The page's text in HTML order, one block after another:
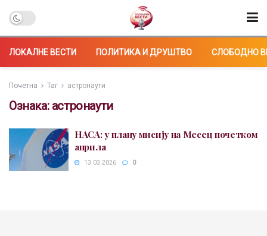
ЛОКАЛНЕ ВЕСТИ ПОЛИТИКА И ДРУШТВО СЛОБОДНО
Почетна Таг астронаути
Ознака: астронаути
НАСА: у плану мисију на Месец почетком
априла
13.03.2026 0